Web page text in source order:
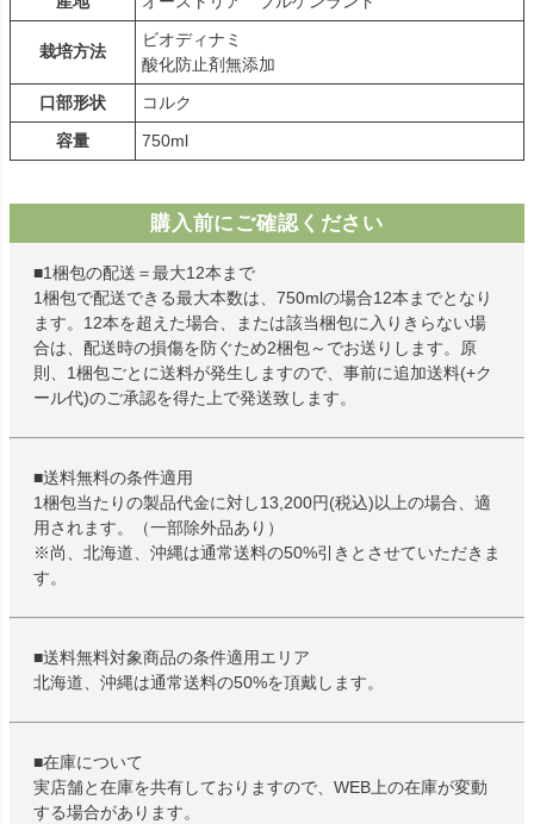
栽培方法
ビオディナミ
酸化防止剤無添加
口部形状
コルク
容量
750ml
購入前にご確認ください
■1梱包の配送＝最大12本まで
1梱包で配送できる最大本数は、750mlの場合12本までとなり
ます。12本を超えた場合、または該当梱包に入りきらない場
合は、配送時の損傷を防ぐため2梱包～でお送りします。原
則、1梱包ごとに送料が発生しますので、事前に追加送料(+ク
ール代)のご承認を得た上で発送致します。
■送料無料の条件適用
1梱包当たりの製品代金に対し13,200円(税込)以上の場合、適
用されます。（一部除外品あり）
※尚、北海道、沖縄は通常送料の50%引きとさせていただきま
す。
■送料無料対象商品の条件適用エリア
北海道、沖縄は通常送料の50%を頂戴します。
■在庫について
実店舗と在庫を共有しておりますので、WEB上の在庫が変動
する場合があります。